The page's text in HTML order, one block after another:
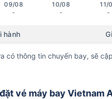
09/08
-
10/08
-
11/
-
hành
có thông tin chuyến bay, sẽ
vé máy bay Vietnam